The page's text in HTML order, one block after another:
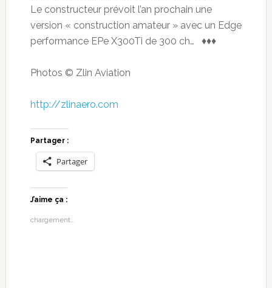
Le constructeur prévoit l’an prochain une
version « construction amateur » avec un Edge
performance EPe X300Ti de 300 ch… ♦♦♦
Photos © Zlin Aviation
http://zlinaero.com
Partager :
Partager
J’aime ça :
chargement…